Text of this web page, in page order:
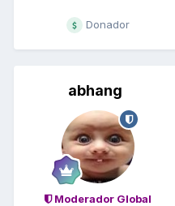
Donador
abhang
Moderador Global